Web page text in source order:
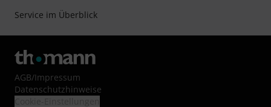
Service im Überblick
AGB/Impressum
Datenschutzhinweise